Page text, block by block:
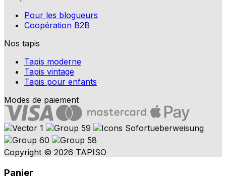
Pour les blogueurs
Coopération B2B
Nos tapis
Tapis moderne
Tapis vintage
Tapis pour enfants
Modes de paiement
Copyright © 2026 TAPISO
Panier